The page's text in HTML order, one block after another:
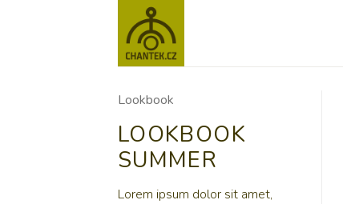
Lookbook
LOOKBOOK
SUMMER
Lorem ipsum dolor sit amet,